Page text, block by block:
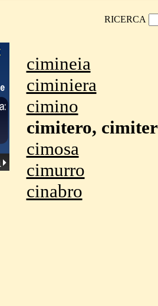
RICERCA
cimineia
ciminiera
cimino
cimitero,
cimosa
cimurro
cinabro